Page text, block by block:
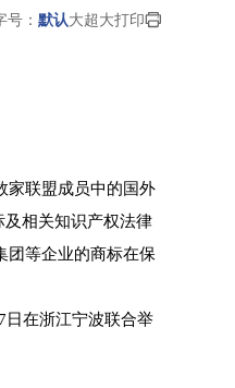
号： 默认大超大打印
家联盟成员中的国外
相关知识产权法律
团等企业的商标在保
日在浙江宁波联合举